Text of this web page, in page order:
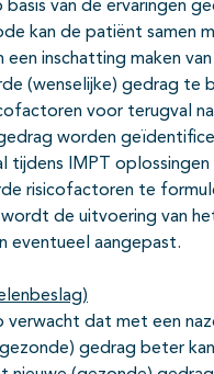
van de ervaringen
kan de patiënt samen
een inschatting maken
(wenselijke) gedrag te
voor terugval
worden
tijdens IMPT
risicofactoren te
de uitvoering van
eventueel aangepast.
verwacht dat met een
gedrag beter